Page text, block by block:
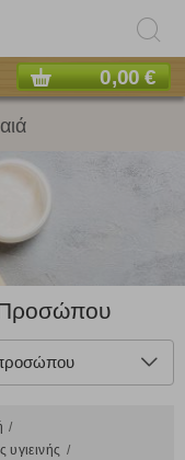
0,00 €
Προσώπου